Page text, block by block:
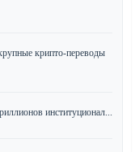
крипто-переводы
институционал...